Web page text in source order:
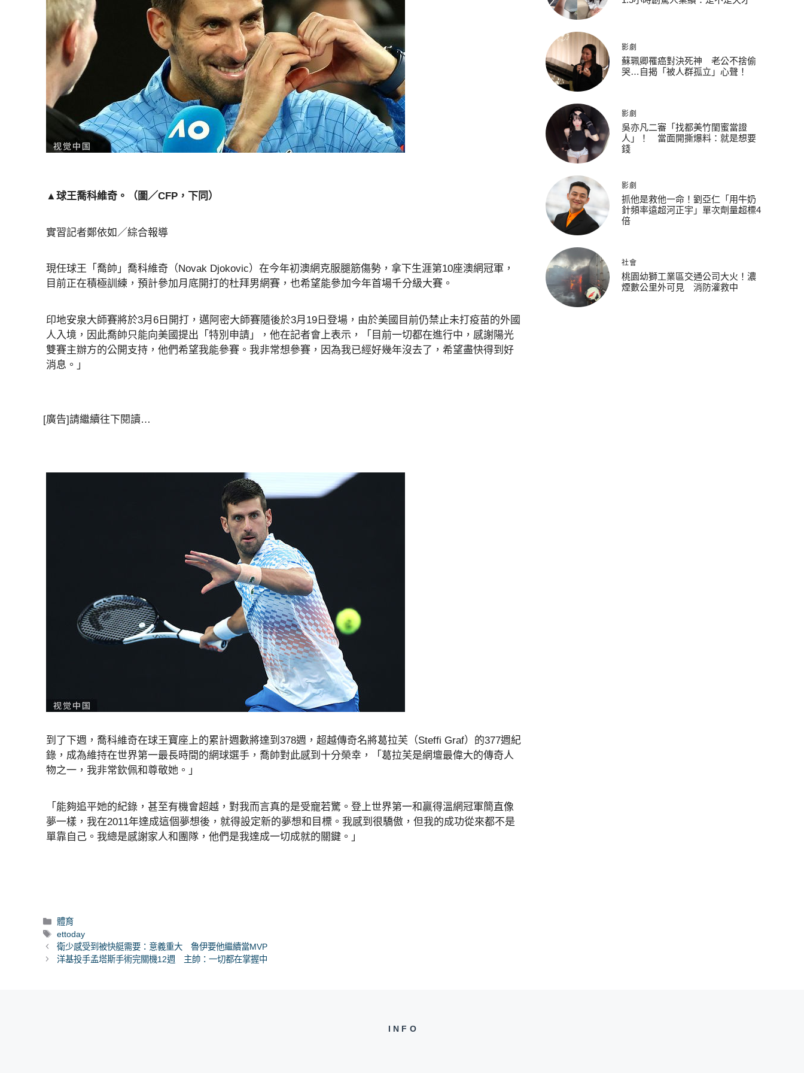
▲球王喬科維奇。（圖／CFP，下同）
實習記者鄭依如／綜合報導
現任球王「喬帥」喬科維奇（Novak Djokovic）在今年初澳網克服腿筋傷勢，拿下生涯第10座澳網冠軍，
目前正在積極訓練，預計參加月底開打的杜拜男網賽，也希望能參加今年首場千分級大賽。
印地安泉大師賽將於3月6日開打，邁阿密大師賽隨後於3月19日登場，由於美國目前仍禁止未打疫苗的外國
人入境，因此喬帥只能向美國提出「特別申請」，他在記者會上表示，「目前一切都在進行中，感謝陽光
雙賽主辦方的公開支持，他們希望我能參賽。我非常想參賽，因為我已經好幾年沒去了，希望盡快得到好
消息。」
[廣告]請繼續往下閱讀…
到了下週，喬科維奇在球王寶座上的累計週數將達到378週，超越傳奇名將葛拉芙（Steffi Graf）的377週紀
錄，成為維持在世界第一最長時間的網球選手，喬帥對此感到十分榮幸，「葛拉芙是網壇最偉大的傳奇人
物之一，我非常欽佩和尊敬她。」
「能夠追平她的紀錄，甚至有機會超越，對我而言真的是受寵若驚。登上世界第一和贏得溫網冠軍簡直像
夢一樣，我在2011年達成這個夢想後，就得設定新的夢想和目標。我感到很驕傲，但我的成功從來都不是
單靠自己。我總是感謝家人和團隊，他們是我達成一切成就的關鍵。」
分
類
體育
標
籤
ettoday
衛少感受到被快艇需要：意義重大 魯伊要他繼續當MVP
洋基投手孟塔斯手術完關機12週 主帥：一切都在掌握中
影劇
蘇珮卿罹癌對決死神 老公不捨偷
哭…自揭「被人群孤立」心聲！
影劇
吳亦凡二審「找都美竹閨蜜當證
人」！ 當面開撕爆料：就是想要
錢
影劇
抓他是救他一命！劉亞仁「用牛奶
針頻率遠超河正宇」單次劑量超標4
倍
社會
桃園幼獅工業區交通公司大火！濃
煙數公里外可見 消防灌救中
INFO